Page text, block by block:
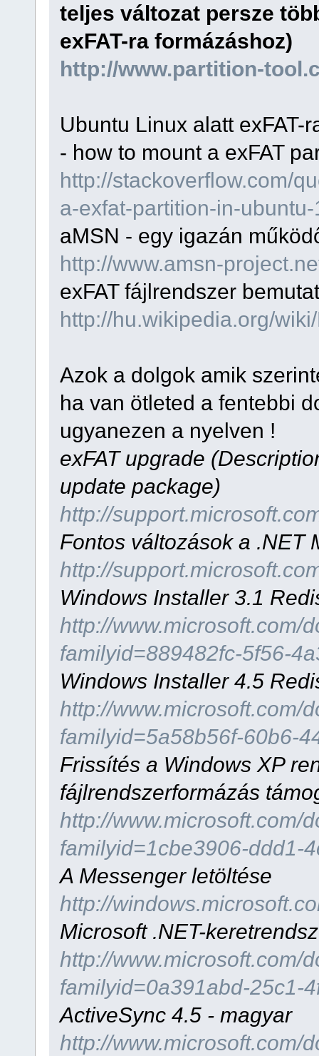
teljes változat persze
exFAT-ra formázáshoz)
http://www.partition-
Ubuntu Linux alatt exFAT-
- how to mount a exFAT
http://stackoverflow.com/
a-exfat-partition-in-ubuntu-
aMSN - egy igazán
http://www.amsn-
exFAT fájlrendszer
http://hu.wikipedia.org/
Azok a dolgok amik
ha van ötleted a fentebbi
ugyanezen a nyelven !
exFAT upgrade
update package)
http://
Fontos változások a .NET
http://
Windows Installer 3.1
http://www.microsoft.com/
familyid=889482fc-5f56-
Windows Installer 4.5
http://www.microsoft.com/
familyid=5a58b56f-60b6-
Frissítés a Windows XP
fájlrendszerformázás
http://www.microsoft.com/
familyid=1cbe3906-ddd1-
A Messenger letöltése
http://
Microsoft .NET-
http://www.microsoft.com/
familyid=0a391abd-25c1-
ActiveSync 4.5 - magyar
http://www.microsoft.com/